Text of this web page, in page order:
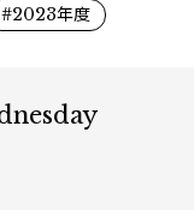
#2023年度